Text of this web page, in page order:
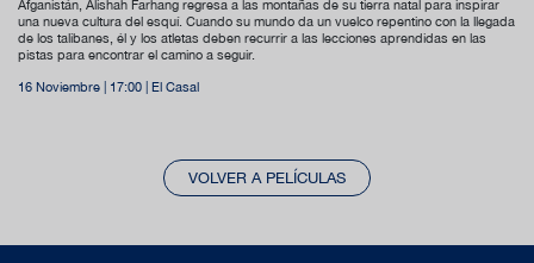
Afganistán, Alishah Farhang regresa a las montañas de su tierra natal para inspirar
una nueva cultura del esquí. Cuando su mundo da un vuelco repentino con la llegada
de los talibanes, él y los atletas deben recurrir a las lecciones aprendidas en las
pistas para encontrar el camino a seguir.
16 Noviembre | 17:00 | El Casal
VOLVER A PELÍCULAS